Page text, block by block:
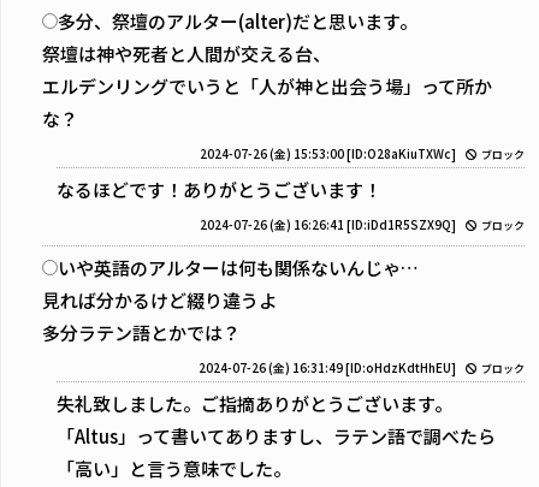
多分、祭壇のアルター(alter)だと思います。
祭壇は神や死者と人間が交える台、
エルデンリングでいうと「人が神と出会う場」って所か
な？
2024-07-26 (金) 15:53:00[ID:O28aKiuTXWc] ブロック
なるほどです！ありがとうございます！
2024-07-26 (金) 16:26:41 [ID:iDd1R5SZX9Q] ブロック
いや英語のアルターは何も関係ないんじゃ…
見れば分かるけど綴り違うよ
多分ラテン語とかでは？
2024-07-26 (金) 16:31:49[ID:oHdzKdtHhEU] ブロック
失礼致しました。ご指摘ありがとうございます。
「Altus」って書いてありますし、ラテン語で調べたら
「高い」と言う意味でした。